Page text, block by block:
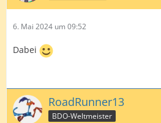
6. Mai 2024 um 09:52
Dabei
RoadRunner13
BDO-Weltmeister